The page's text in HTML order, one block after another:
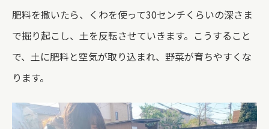
肥料を撒いたら、くわを使って30センチくらいの深さま
で掘り起こし、土を反転させていきます。こうすること
で、土に肥料と空気が取り込まれ、野菜が育ちやすくな
ります。